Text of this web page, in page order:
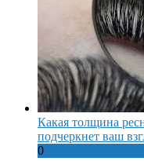
Какая толщина
подчеркнет ваш
0